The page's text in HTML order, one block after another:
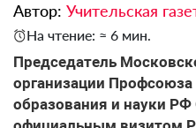
Автор: Учительская
На чтение: ≈ 6 мин.
Председатель
организации
образования и науки РФ